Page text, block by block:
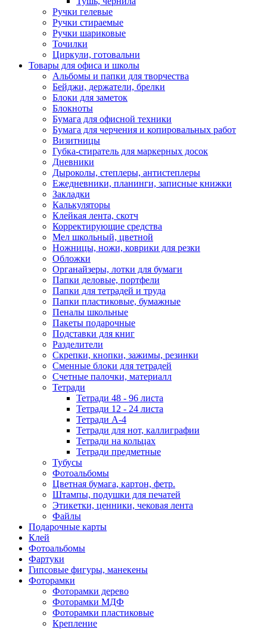
Ручки гелевые
Ручки стираемые
Ручки шариковые
Точилки
Циркули, готовальни
Товары для офиса и школы
Альбомы и папки для творчества
Бейджи, держатели, брелки
Блоки для заметок
Блокноты
Бумага для офисной техники
Бумага для черчения и копировальных работ
Визитницы
Губка-стиратель для маркерных досок
Дневники
Дыроколы, степлеры, антистеплеры
Ежедневники, планинги, записные книжки
Закладки
Калькуляторы
Клейкая лента, скотч
Корректирующие средства
Мел школьный, цветной
Ножницы, ножи, коврики для резки
Обложки
Органайзеры, лотки для бумаги
Папки деловые, портфели
Папки для тетрадей и труда
Папки пластиковые, бумажные
Пеналы школьные
Пакеты подарочные
Подставки для книг
Разделители
Скрепки, кнопки, зажимы, резинки
Сменные блоки для тетрадей
Счетные палочки, материалл
Тетради
Тетради 48 - 96 листа
Тетради 12 - 24 листа
Тетради А-4
Тетради для нот, каллиграфии
Тетради на кольцах
Тетради предметные
Тубусы
Фотоальбомы
Цветная бумага, картон, фетр.
Штампы, подушки для печатей
Этикетки, ценники, чековая лента
Файлы
Подарочные карты
Клей
Фотоальбомы
Фартуки
Гипсовые фигуры, манекены
Фоторамки
Фоторамки дерево
Фоторамки МДФ
Фоторамки пластиковые
Крепление